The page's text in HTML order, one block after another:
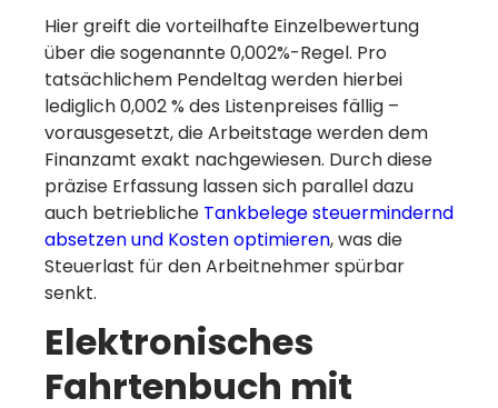
Hier greift die vorteilhafte Einzelbewertung
über die sogenannte 0,002%-Regel. Pro
tatsächlichem Pendeltag werden hierbei
lediglich 0,002 % des Listenpreises fällig –
vorausgesetzt, die Arbeitstage werden dem
Finanzamt exakt nachgewiesen. Durch diese
präzise Erfassung lassen sich parallel dazu
auch betriebliche Tankbelege steuermindernd
absetzen und Kosten optimieren, was die
Steuerlast für den Arbeitnehmer spürbar
senkt.
Elektronisches
Fahrtenbuch mit